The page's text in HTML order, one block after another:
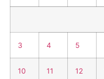
3 4 5
10 11 12